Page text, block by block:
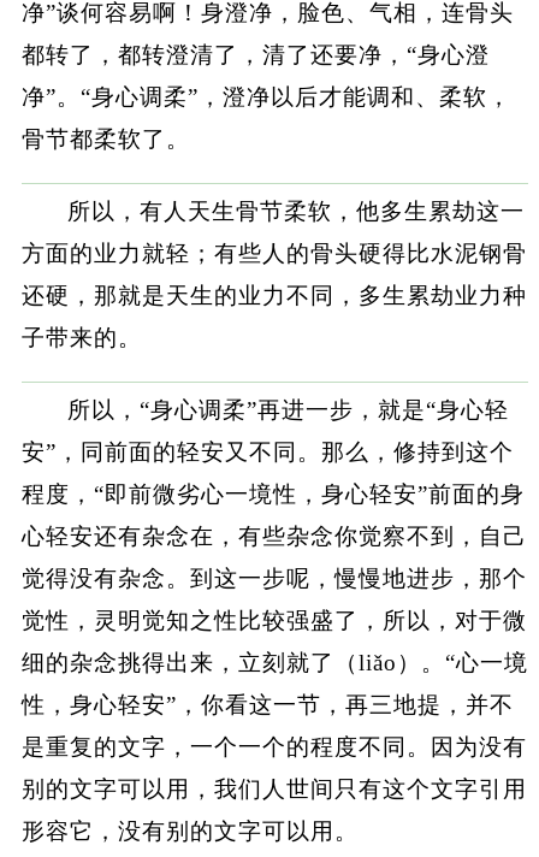
净”谈何容易啊！身澄净，脸色、气相，连骨头
都转了，都转澄清了，清了还要净，“身心澄
净”。“身心调柔”，澄净以后才能调和、柔软，
骨节都柔软了。
所以，有人天生骨节柔软，他多生累劫这一
方面的业力就轻；有些人的骨头硬得比水泥钢骨
还硬，那就是天生的业力不同，多生累劫业力种
子带来的。
所以，“身心调柔”再进一步，就是“身心轻
安”，同前面的轻安又不同。那么，修持到这个
程度，“即前微劣心一境性，身心轻安”前面的身
心轻安还有杂念在，有些杂念你觉察不到，自己
觉得没有杂念。到这一步呢，慢慢地进步，那个
觉性，灵明觉知之性比较强盛了，所以，对于微
细的杂念挑得出来，立刻就了（liǎo）。“心一境
性，身心轻安”，你看这一节，再三地提，并不
是重复的文字，一个一个的程度不同。因为没有
别的文字可以用，我们人世间只有这个文字引用
形容它，没有别的文字可以用。